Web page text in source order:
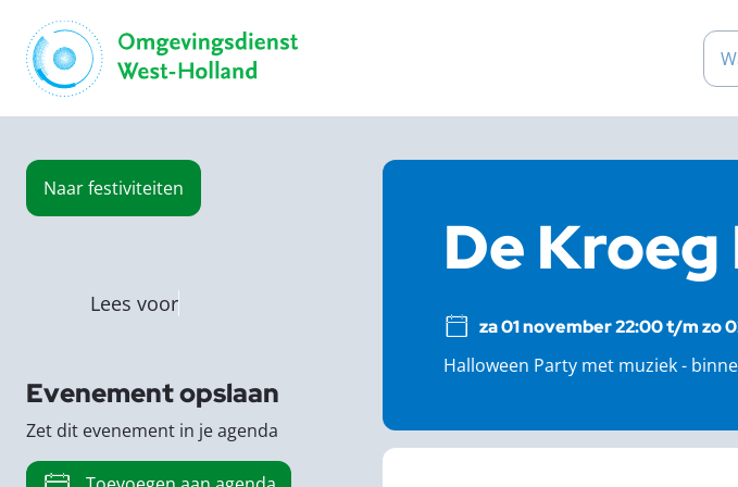
Naarfestiviteiten
De Kroeg
za 01 november 22:00 t/m zo
Halloween Party met muziek -
Lees voor
Evenement opslaan
Zet dit evenement in je agenda